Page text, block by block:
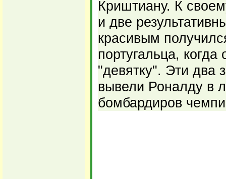
Криштиану. К
и две
красивым
португальца,
"девятку". Эти два
вывели Роналду в
бомбардиров